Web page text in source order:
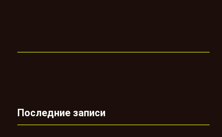
Последние записи